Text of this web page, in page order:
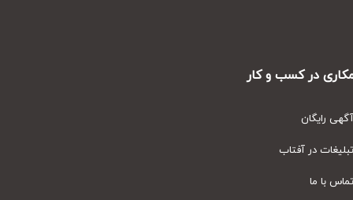
کسب و کار
آفتاب